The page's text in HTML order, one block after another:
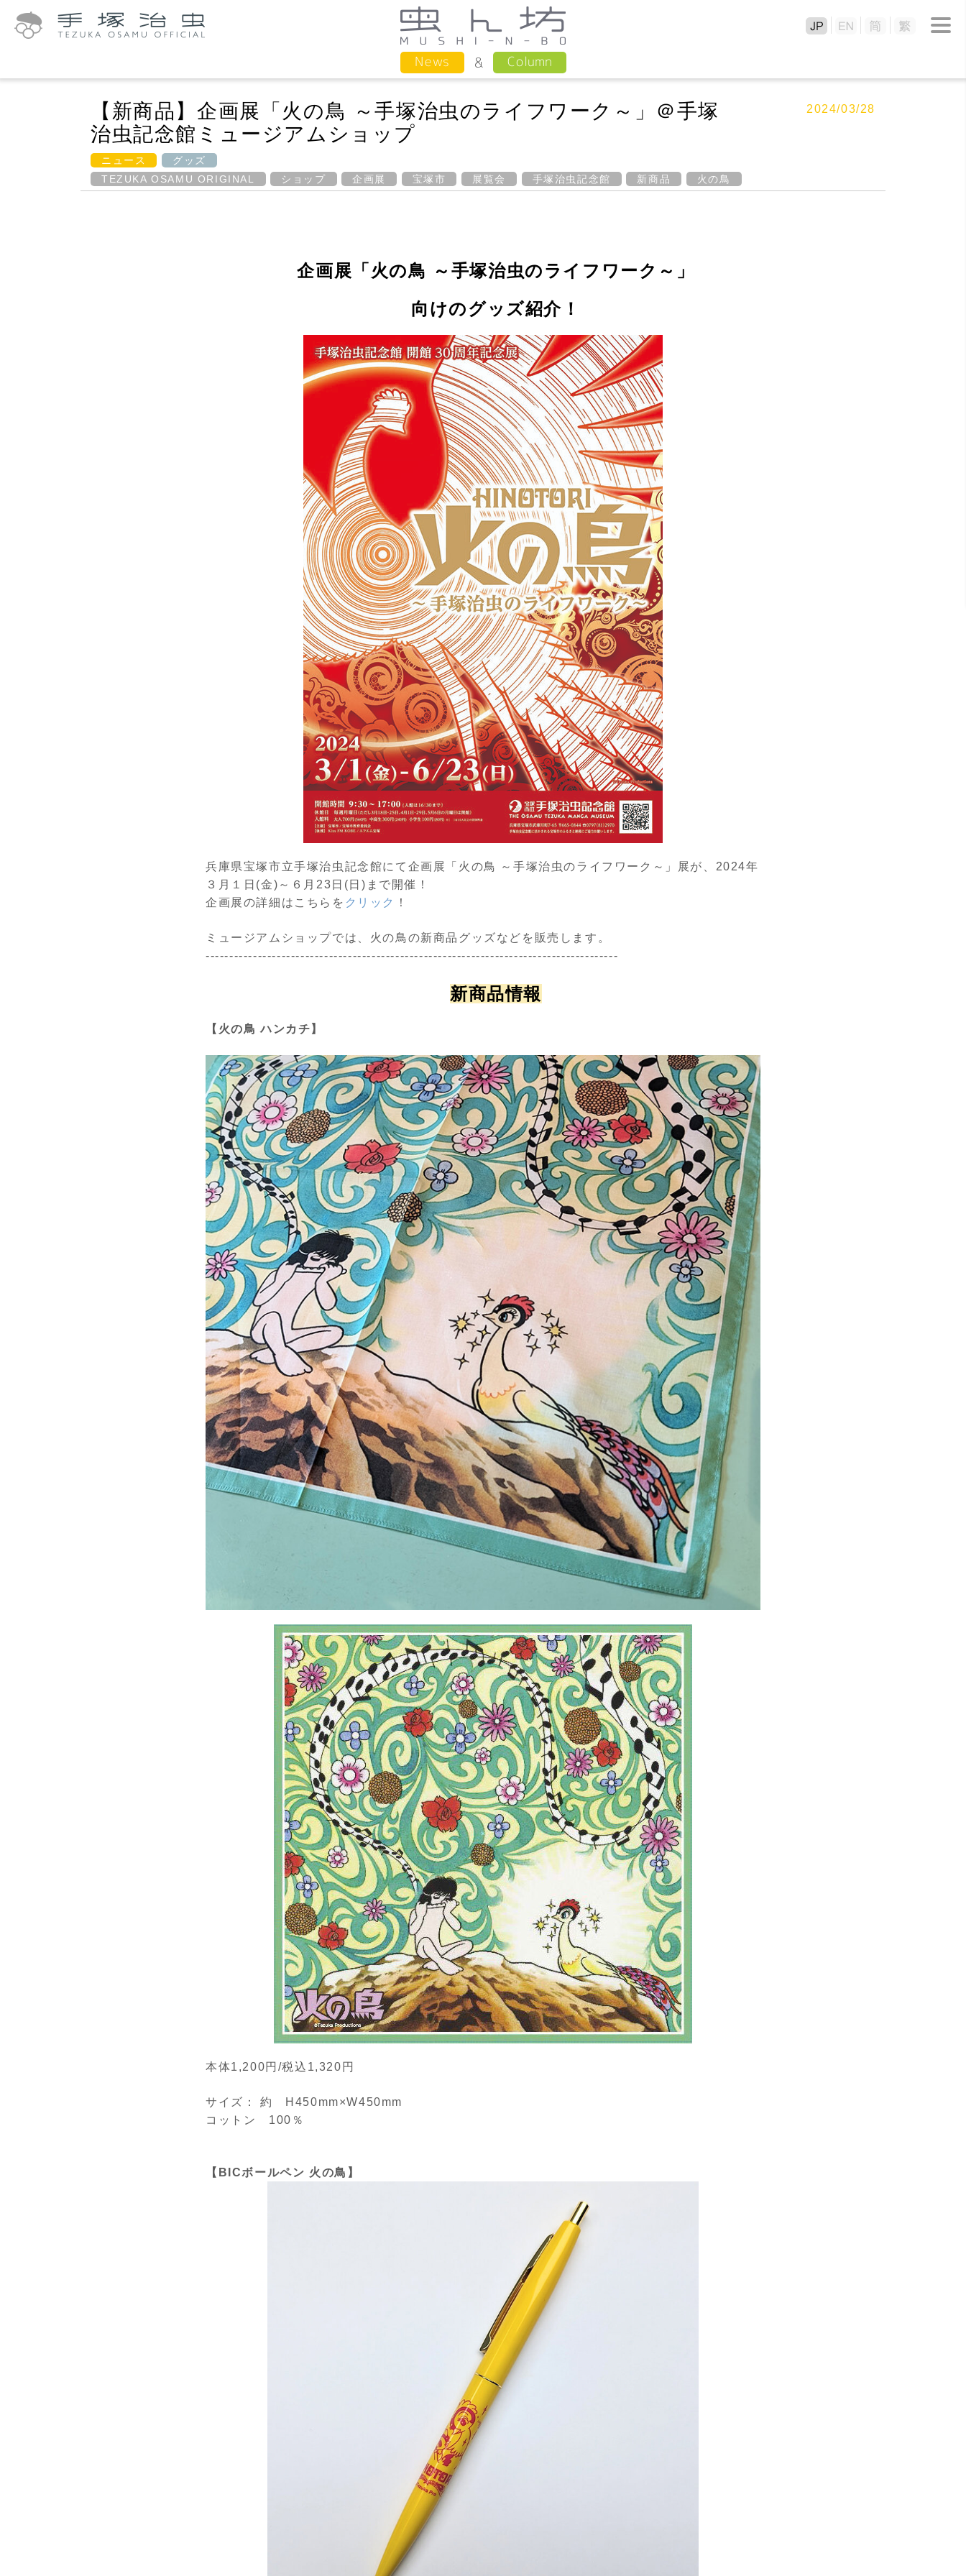
News Column
【新商品】企画展「火の鳥 ～手塚治虫のライフワーク～」＠手塚
治虫記念館ミュージアムショップ
ニュース
グッズ
TEZUKA OSAMU ORIGINAL
ショップ 企画展 宝塚市 展覧会 手塚治虫記念館 新商品 火の鳥
2024/03/28
企画展「火の鳥 ～手塚治虫のライフワーク～」
向けのグッズ紹介！
兵庫県宝塚市立手塚治虫記念館にて企画展「火の鳥 ～手塚治虫のライフワーク～」展が、 2024年
３月１日 (金) ～６月 23 日 ( 日) まで開催！
企画展の詳細はこちらを クリック ！
ミュージアムショップでは、火の鳥の新商品グッズなどを販売します。
---------------------------------------------------------------------------------------
新商品情報
【火の鳥 ハンカチ】
本体1,200円/税込1,320円
サイズ： 約 H450mm×W450mm
コットン 100％
【BICボールペン 火の鳥】